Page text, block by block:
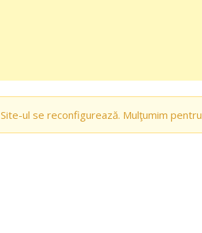
Site-ul se reconfigurează. Mulţumim